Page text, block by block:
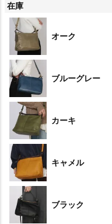
在庫
オーク
ブルーグレー
カーキ
キャメル
ブラック